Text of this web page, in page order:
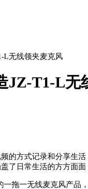
L无线领夹麦克风
JZ-T1-L无
的方式记录和分享生
了日常生活的方方面
拖一无线麦克风产品